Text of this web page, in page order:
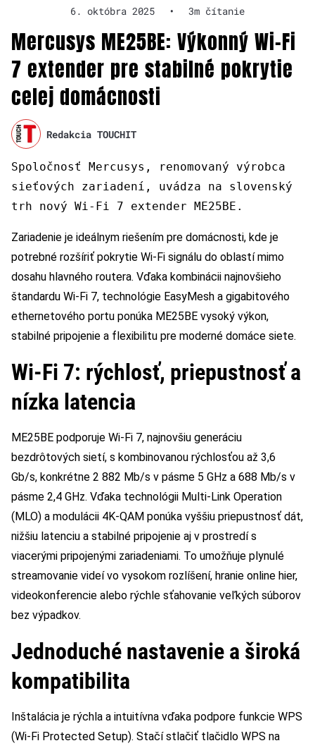
6. októbra 2025 • 3m čítanie
Mercusys ME25BE: Výkonný Wi-Fi
7 extender pre stabilné pokrytie
celej domácnosti
Redakcia TOUCHIT
Spoločnosť Mercusys, renomovaný výrobca
sieťových zariadení, uvádza na slovenský
trh nový Wi-Fi 7 extender ME25BE.
Zariadenie je ideálnym riešením pre domácnosti, kde je
potrebné rozšíriť pokrytie Wi-Fi signálu do oblastí mimo
dosahu hlavného routera. Vďaka kombinácii najnovšieho
štandardu Wi-Fi 7, technológie EasyMesh a gigabitového
ethernetového portu ponúka ME25BE vysoký výkon,
stabilné pripojenie a flexibilitu pre moderné domáce siete.
Wi-Fi 7: rýchlosť, priepustnosť a
nízka latencia
ME25BE podporuje Wi-Fi 7, najnovšiu generáciu
bezdrôtových sietí, s kombinovanou rýchlosťou až 3,6
Gb/s, konkrétne 2 882 Mb/s v pásme 5 GHz a 688 Mb/s v
pásme 2,4 GHz. Vďaka technológii Multi-Link Operation
(MLO) a modulácii 4K-QAM ponúka vyššiu priepustnosť dát,
nižšiu latenciu a stabilné pripojenie aj v prostredí s
viacerými pripojenými zariadeniami. To umožňuje plynulé
streamovanie videí vo vysokom rozlíšení, hranie online hier,
videokonferencie alebo rýchle sťahovanie veľkých súborov
bez výpadkov.
Jednoduché nastavenie a široká
kompatibilita
Inštalácia je rýchla a intuitívna vďaka podpore funkcie WPS
(Wi-Fi Protected Setup). Stačí stlačiť tlačidlo WPS na